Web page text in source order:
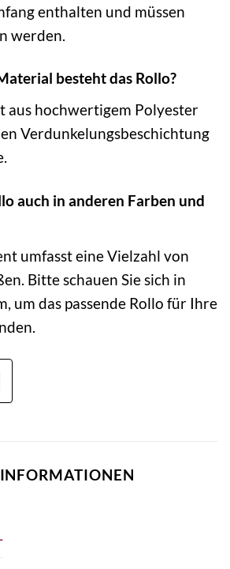
enthalten und müssen
werden.
besteht das Rollo?
aus hochwertigem Polyester
Verdunkelungsbeschichtung
auch in anderen Farben und
umfasst eine Vielzahl von
Bitte schauen Sie sich in
um das passende Rollo für Ihre